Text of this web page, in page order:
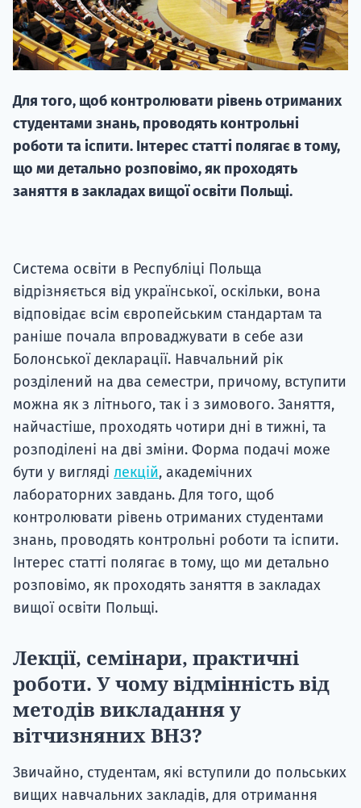
Для того, щоб контролювати рівень отриманих
студентами знань, проводять контрольні
роботи та іспити. Інтерес статті полягає в тому,
що ми детально розповімо, як проходять
заняття в закладах вищої освіти Польщі.
Система освіти в Республіці Польща
відрізняється від української, оскільки, вона
відповідає всім європейським стандартам та
раніше почала впроваджувати в себе ази
Болонської декларації. Навчальний рік
розділений на два семестри, причому, вступити
можна як з літнього, так і з зимового. Заняття,
найчастіше, проходять чотири дні в тижні, та
розподілені на дві зміни. Форма подачі може
бути у вигляді лекцій, академічних
лабораторних завдань. Для того, щоб
контролювати рівень отриманих студентами
знань, проводять контрольні роботи та іспити.
Інтерес статті полягає в тому, що ми детально
розповімо, як проходять заняття в закладах
вищої освіти Польщі.
Лекції, семінари, практичні
роботи. У чому відмінність від
методів викладання у
вітчизняних ВНЗ?
Звичайно, студентам, які вступили до польських
вищих навчальних закладів, для отримання
вступ на